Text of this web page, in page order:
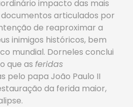
impacto das mais
articulados por
de reaproximar a
inimigos históricos, bem
mundial. Dorneles conclui
que as feridas
pelo papa João Paulo II
da ferida maior,